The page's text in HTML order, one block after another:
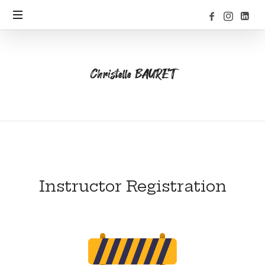
Christelle
Christelle BAURET
Instructor Registration